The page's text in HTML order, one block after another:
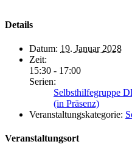
Details
Datum: 19. Januar 2028
Zeit:
15:30 - 17:00
Serien:
Selbsthilfegruppe
(in Präsenz)
Veranstaltungskategorie:
Veranstaltungsort